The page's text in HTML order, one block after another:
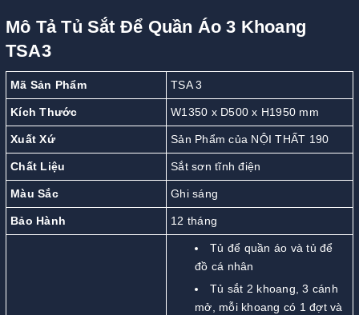
Mô Tả Tủ Sắt Để Quần Áo 3 Khoang
TSA3
Mã Sản Phẩm TSA 3
Kích Thước W1350 x D500 x H1950 mm
Xuất Xứ Sản Phẩm của NỘI THẤT 190
Chất Liệu Sắt sơn tĩnh điện
Màu Sắc Ghi sáng
Bảo Hành 12 tháng
Tủ để quần áo và tủ để
đồ cá nhân
Tủ sắt 2 khoang, 3 cánh
mở, mỗi khoang có 1 đợt và